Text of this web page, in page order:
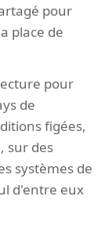
pour
place de
pour
de
figées,
sur des
systèmes de
d'entre eux